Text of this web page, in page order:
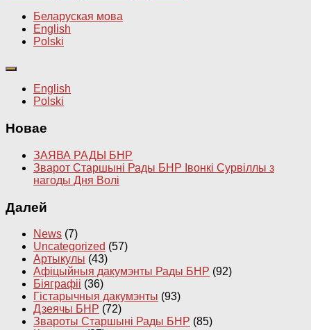
Беларуская мова
English
Polski
English
Polski
Новае
ЗАЯВА РАДЫ БНР
Зварот Старшыні Рады БНР Івонкі Сурвіллы з
нагоды Дня Волі
Далей
News (7)
Uncategorized (57)
Артыкулы (43)
Афіцыйныя дакумэнты Рады БНР (92)
Біяграфіі (36)
Гістарычныя дакумэнты (93)
Дзеячы БНР (72)
Звароты Старшыні Рады БНР (85)